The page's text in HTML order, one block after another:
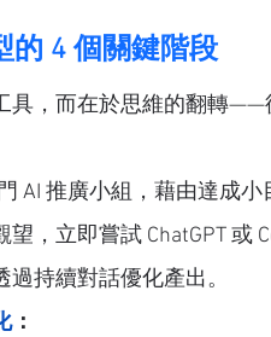
的 4 個關鍵階段
具，而在於思維的翻轉——
AI 推廣小組，藉由達成小
望，立即嘗試 ChatGPT 或
過持續對話優化產出。
：